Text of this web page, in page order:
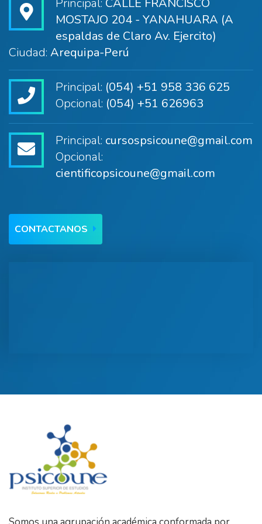
Principal: CALLE FRANCISCO
MOSTAJO 204 - YANAHUARA (A
espaldas de Claro Av. Ejercito)
Ciudad: Arequipa-Perú
Principal: (054) +51 958 336 625
Opcional: (054) +51 626963
Principal: cursospsicoune@gmail.com
Opcional:
cientificopsicoune@gmail.com
CONTACTANOS